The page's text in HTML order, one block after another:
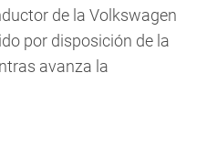
de la Volkswagen
por disposición de la
avanza la